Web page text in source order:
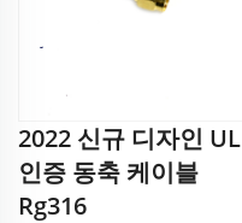
2022 신규 디자인 UL
인증 동축 케이블
Rg316